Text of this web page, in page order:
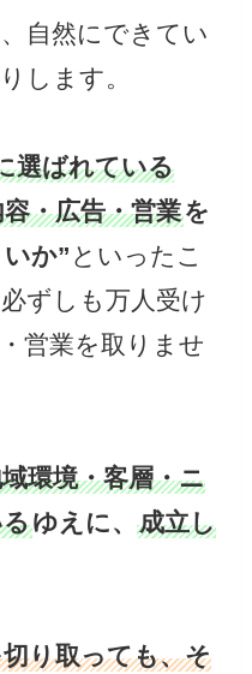
自然にできてい
します。
選ばれている
・広告・営業を
か” といったこ
ずしも万人受け
営業を取りませ
環境・客層・ニ
ゆえに、成立し
り取っても、そ